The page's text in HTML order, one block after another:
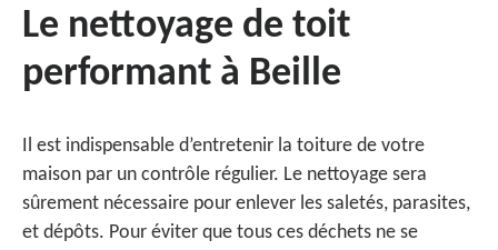
Le nettoyage de toit
performant à Beille
Il est indispensable d’entretenir la toiture de votre
maison par un contrôle régulier. Le nettoyage sera
sûrement nécessaire pour enlever les saletés, parasites,
et dépôts. Pour éviter que tous ces déchets ne se